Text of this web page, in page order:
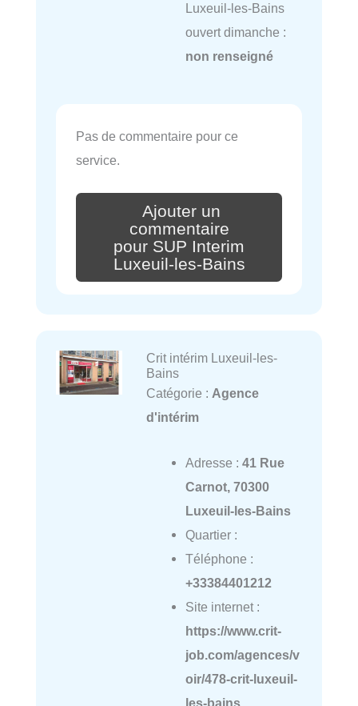
Luxeuil-les-Bains
ouvert dimanche :
non renseigné
Pas de commentaire pour ce
service.
Ajouter un
commentaire
pour SUP Interim
Luxeuil-les-Bains
Crit intérim Luxeuil-les-
Bains
Catégorie : Agence
d'intérim
Adresse : 41 Rue
Carnot, 70300
Luxeuil-les-Bains
Quartier :
Téléphone :
+33384401212
Site internet :
https://www.crit-
job.com/agences/v
oir/478-crit-luxeuil-
les-bains